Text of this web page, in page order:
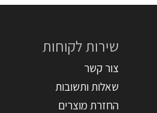
שירות לקוחות
צור קשר
שאלות ותשובות
החזרת מוצרים